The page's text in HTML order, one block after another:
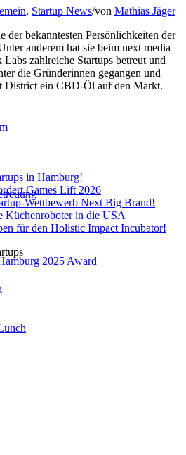
2025 Award
, Startup News/von Mathias Jäger
der bekanntesten Persönlichkeiten der
anderem hat sie beim next media
zahlreiche Startups betreut und
die Gründerinnen gegangen und
District ein CBD-Öl auf den Markt.
in Hamburg!
Games Lift 2026
Wettbewerb Next Big Brand!
Küchenroboter in die USA
für den Holistic Impact Incubator!